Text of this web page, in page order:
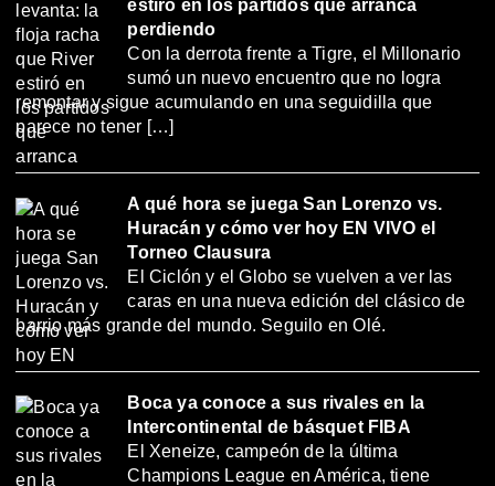
estiró en los partidos que arranca
perdiendo
Con la derrota frente a Tigre, el Millonario
sumó un nuevo encuentro que no logra
remontar y sigue acumulando en una seguidilla que
parece no tener […]
A qué hora se juega San Lorenzo vs.
Huracán y cómo ver hoy EN VIVO el
Torneo Clausura
El Ciclón y el Globo se vuelven a ver las
caras en una nueva edición del clásico de
barrio más grande del mundo. Seguilo en Olé.
Boca ya conoce a sus rivales en la
Intercontinental de básquet FIBA
El Xeneize, campeón de la última
Champions League en América, tiene